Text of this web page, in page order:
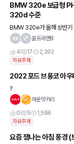
BMW 320e 보급형
320d 수준
BMW 320e가 올해 상반기 출시될
유사한 5천만원 중반대로 책
울트라맨8
4
17 2,392
자유주제
2022 포드 브롱코 아우
?
매운맛커리
0
5 1,586
자유주제
요즘 잼나는 아침 풍경